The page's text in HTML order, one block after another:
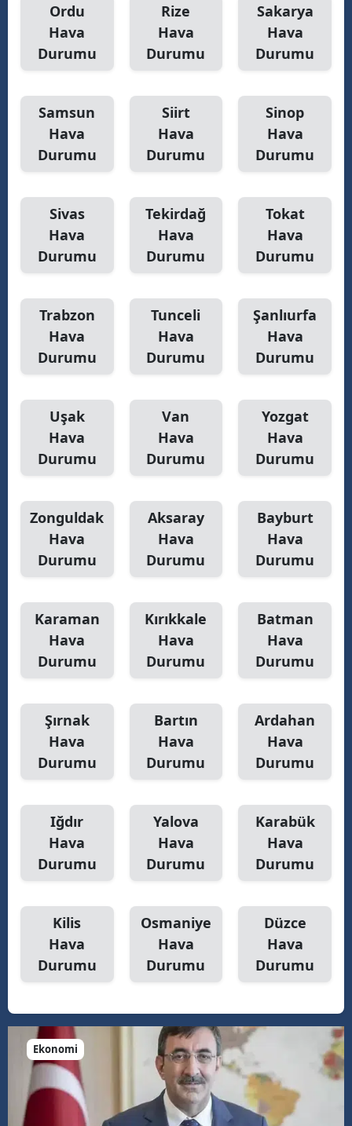
Ordu
Hava
Durumu
Rize
Hava
Durumu
Sakarya
Hava
Durumu
Samsun
Hava
Durumu
Siirt
Hava
Durumu
Sinop
Hava
Durumu
Sivas
Hava
Durumu
Tekirdağ
Hava
Durumu
Tokat
Hava
Durumu
Trabzon
Hava
Durumu
Tunceli
Hava
Durumu
Şanlıurfa
Hava
Durumu
Uşak
Hava
Durumu
Van
Hava
Durumu
Yozgat
Hava
Durumu
Zonguldak
Hava
Durumu
Aksaray
Hava
Durumu
Bayburt
Hava
Durumu
Karaman
Hava
Durumu
Kırıkkale
Hava
Durumu
Batman
Hava
Durumu
Şırnak
Hava
Durumu
Bartın
Hava
Durumu
Ardahan
Hava
Durumu
Iğdır
Hava
Durumu
Yalova
Hava
Durumu
Karabük
Hava
Durumu
Kilis
Hava
Durumu
Osmaniye
Hava
Durumu
Düzce
Hava
Durumu
Ekonomi